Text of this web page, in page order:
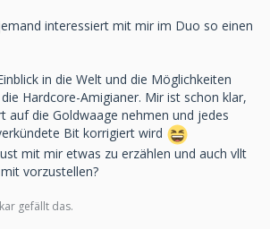
interessiert mit mir im Duo so einen
in die Welt und die Möglichkeiten
Hardcore-Amigianer. Mir ist schon klar,
auf die Goldwaage nehmen und jedes
Bit korrigiert wird
mit mir etwas zu erzählen und auch vllt
vorzustellen?
gefällt das.